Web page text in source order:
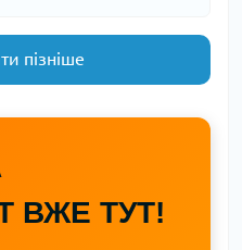
пізніше
ВЖЕ ТУТ!